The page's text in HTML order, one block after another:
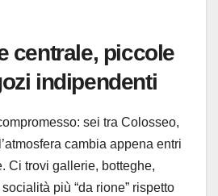
centrale, piccole
indipendenti
sei tra Colosseo,
cambia appena entri
Ci trovi gallerie, botteghe,
più “da rione” rispetto